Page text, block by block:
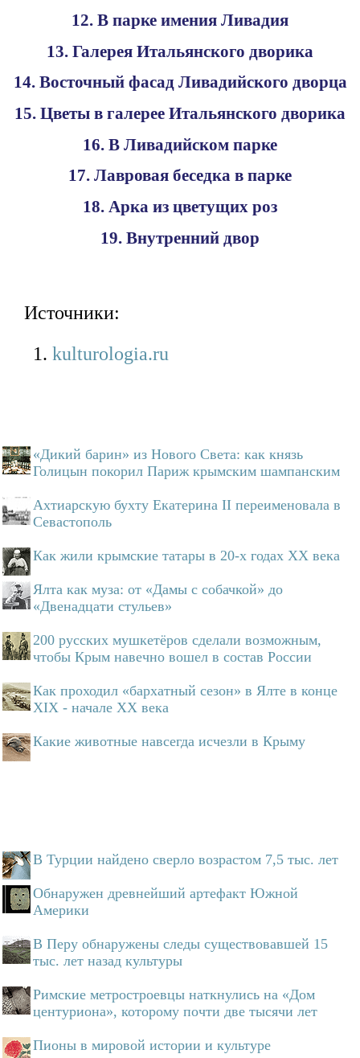
12. В парке имения Ливадия
13. Галерея Итальянского дворика
14. Восточный фасад Ливадийского дворца
15. Цветы в галерее Итальянского дворика
16. В Ливадийском парке
17. Лавровая беседка в парке
18. Арка из цветущих роз
19. Внутренний двор
Источники:
kulturologia.ru
«Дикий барин» из Нового Света: как князь
Голицын покорил Париж крымским шампанским
Ахтиарскую бухту Екатерина II переименовала в
Севастополь
Как жили крымские татары в 20-х годах ХХ века
Ялта как муза: от «Дамы с собачкой» до
«Двенадцати стульев»
200 русских мушкетёров сделали возможным,
чтобы Крым навечно вошел в состав России
Как проходил «бархатный сезон» в Ялте в конце
XIX - начале XX века
Какие животные навсегда исчезли в Крыму
В Турции найдено сверло возрастом 7,5 тыс. лет
Обнаружен древнейший артефакт Южной
Америки
В Перу обнаружены следы существовавшей 15
тыс. лет назад культуры
Римские метростроевцы наткнулись на «Дом
центуриона», которому почти две тысячи лет
Пионы в мировой истории и культуре